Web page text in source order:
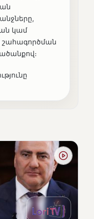
կամ
շահագործման